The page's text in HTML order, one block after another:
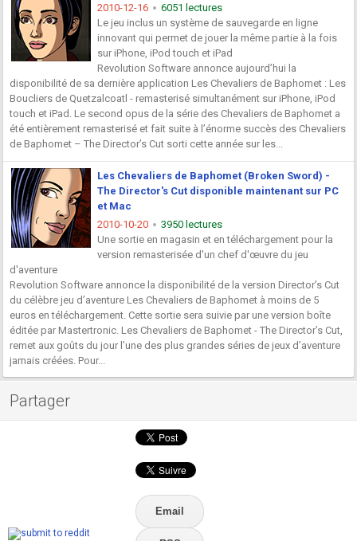
2010-12-16
6051 lectures
Le jeu inclus un système de sauvegarde en ligne
innovant qui permet de jouer la même partie à la fois
sur iPhone, iPod touch et iPad
Revolution Software annonce aujourd’hui la
disponibilité de sa dernière application Les Chevaliers de Baphomet : Les
Boucliers de Quetzalcoatl - remasterisé simultanément sur iPhone, iPod
touch et iPad. Le second opus de la série des Chevaliers de Baphomet a
été entièrement remasterisé et fait suite à l’énorme succès des Chevaliers
de Baphomet – The Director’s Cut sorti cette année sur les...
Les Chevaliers de Baphomet (Broken Sword) -
The Director's Cut disponible maintenant sur PC
et Mac
2010-10-20
3950 lectures
Une sortie en magasin et en téléchargement pour la
version remasterisée d'un chef d'œuvre du jeu
d'aventure
Revolution Software annonce la disponibilité de la version Director’s Cut
du célèbre jeu d’aventure Les Chevaliers de Baphomet à moins de 5
euros en téléchargement. Cette sortie sera suivie par une version boîte
éditée par Mastertronic. Les Chevaliers de Baphomet - The Director’s Cut,
remet aux goûts du jour l’une des plus grandes séries de jeux d’aventure
jamais créées. Pour...
Partager
Email